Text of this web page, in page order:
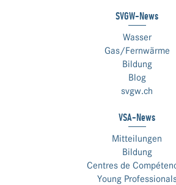
SVGW-News
Wasser
Gas/Fernwärme
Bildung
Blog
svgw.ch
VSA-News
Mitteilungen
Bildung
Centres de
Young